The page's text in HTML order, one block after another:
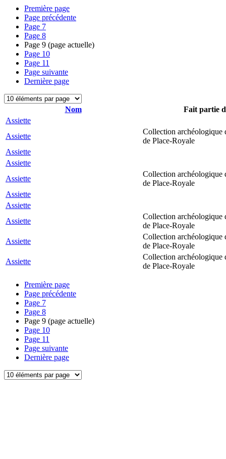
Première page
Page précédente
Page 7
Page 8
Page 9 (page actuelle)
Page 10
Page 11
Page suivante
Dernière page
Nom
Fait partie
Assiette
Assiette
Collection archéologique
de Place-Royale
Assiette
Assiette
Assiette
Collection archéologique
de Place-Royale
Assiette
Assiette
Assiette
Collection archéologique
de Place-Royale
Assiette
Collection archéologique
de Place-Royale
Assiette
Collection archéologique
de Place-Royale
Première page
Page précédente
Page 7
Page 8
Page 9 (page actuelle)
Page 10
Page 11
Page suivante
Dernière page